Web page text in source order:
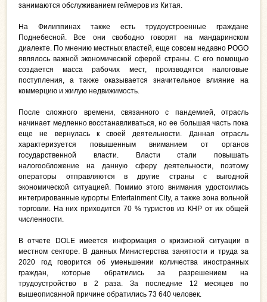
занимаются обслуживанием геймеров из Китая.
На Филиппинах также есть трудоустроенные граждане
Поднебесной. Все они свободно говорят на мандаринском
диалекте. По мнению местных властей, еще совсем недавно POGO
являлось важной экономической сферой страны. С его помощью
создается масса рабочих мест, производятся налоговые
поступления, а также оказывается значительное влияние на
коммерцию и жилую недвижимость.
После сложного времени, связанного с пандемией, отрасль
начинает медленно восстанавливаться, но ее большая часть пока
еще не вернулась к своей деятельности. Данная отрасль
характеризуется повышенным вниманием от органов
государственной власти. Власти стали повышать
налогообложение на данную сферу деятельности, поэтому
операторы отправляются в другие страны с выгодной
экономической ситуацией. Помимо этого внимания удостоились
интегрированные курорты Entertainment City, а также зона вольной
торговли. На них приходится 70 % туристов из КНР от их общей
численности.
В отчете DOLE имеется информация о кризисной ситуации в
местном секторе. В данных Министерства занятости и труда за
2020 год говорится об уменьшении количества иностранных
граждан, которые обратились за разрешением на
трудоустройство в 2 раза. За последние 12 месяцев по
вышеописанной причине обратились 73 640 человек.